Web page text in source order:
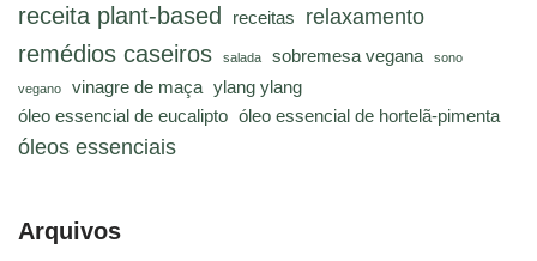
receita plant-based receitas relaxamento
remédios caseiros salada sobremesa vegana sono
vegano vinagre de maça ylang ylang
óleo essencial de eucalipto óleo essencial de hortelã-pimenta
óleos essenciais
Arquivos